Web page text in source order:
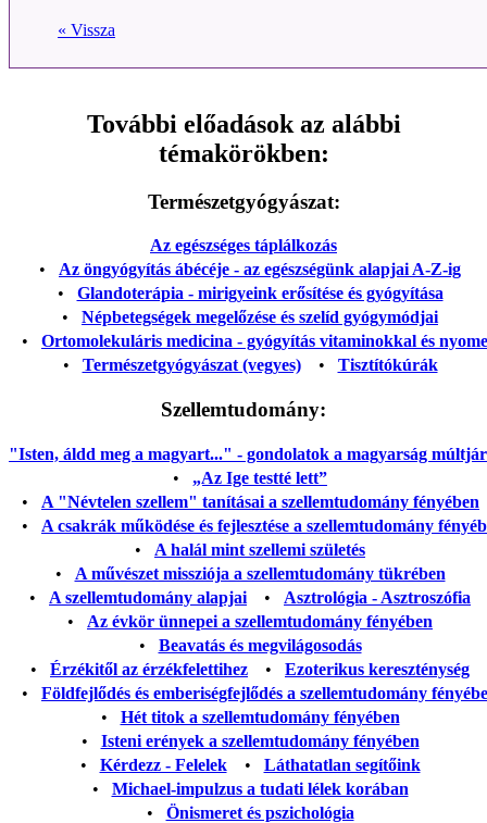
« Vissza
További előadások az alábbi
témakörökben:
Természetgyógyászat:
Az egészséges táplálkozás
• Az öngyógyítás ábécéje - az egészségünk alapjai A-Z-ig
• Glandoterápia - mirigyeink erősítése és gyógyítása
• Népbetegségek megelőzése és szelíd gyógymódjai
• Ortomolekuláris medicina - gyógyítás vitaminokkal és
• Természetgyógyászat (vegyes)• Tisztítókúrák
Szellemtudomány:
"Isten, áldd meg a magyart..." - gondolatok a magyarság
• „Az Ige testté lett”
• A "Névtelen szellem" tanításai a szellemtudomány fényében
• A csakrák működése és fejlesztése a szellemtudomány
• A halál mint szellemi születés
• A művészet missziója a szellemtudomány tükrében
• A szellemtudomány alapjai • Asztrológia - Asztroszófia
• Az évkör ünnepei a szellemtudomány fényében
• Beavatás és megvilágosodás
• Érzékitől az érzékfelettihez • Ezoterikus kereszténység
• Földfejlődés és emberiségfejlődés a szellemtudomány
• Hét titok a szellemtudomány fényében
• Isteni erények a szellemtudomány fényében
• Kérdezz - Felelek• Láthatatlan segítőink
• Michael-impulzus a tudati lélek korában
• Önismeret és pszichológia